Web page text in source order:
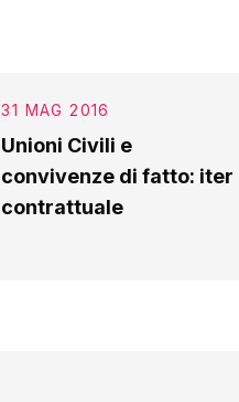
31 MAG 2016
Unioni Civili e
convivenze di fatto: iter
contrattuale